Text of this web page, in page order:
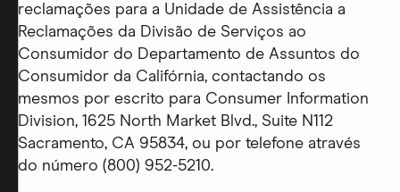
reclamações para a Unidade de Assistência a
Reclamações da Divisão de Serviços ao
Consumidor do Departamento de Assuntos do
Consumidor da Califórnia, contactando os
mesmos por escrito para Consumer Information
Division, 1625 North Market Blvd., Suite N112
Sacramento, CA 95834, ou por telefone através
do número (800) 952-5210.